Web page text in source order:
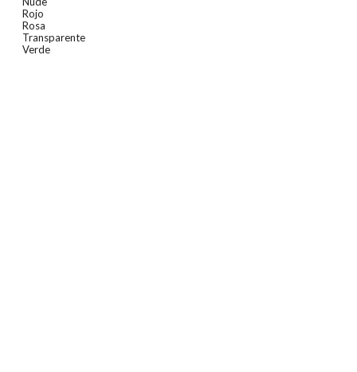
Rojo
Rosa
Transparente
Verde